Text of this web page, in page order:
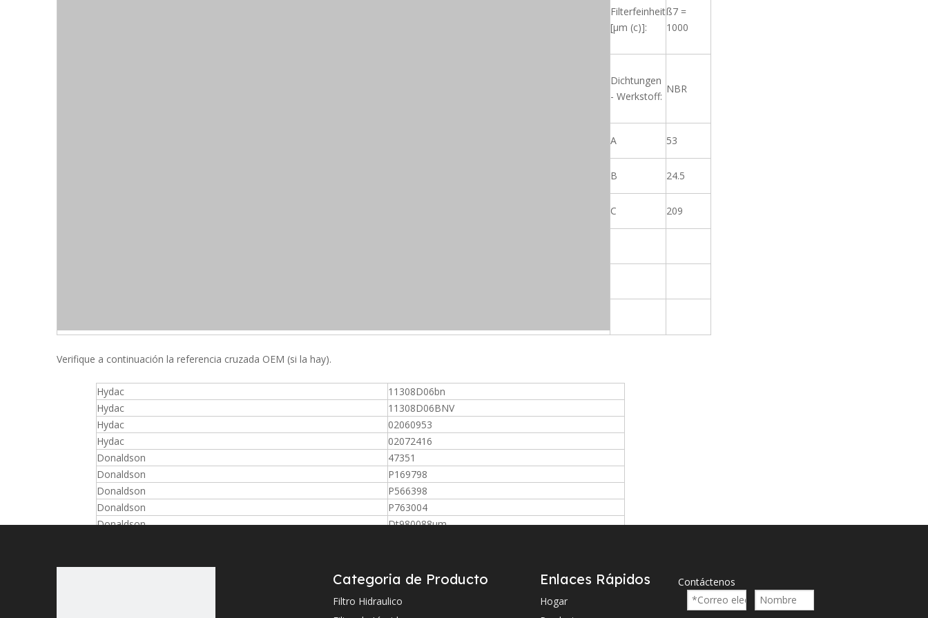
Filterfeinheit
[µm (c)]:
ß7 =
1000
Dichtungen
- Werkstoff:
NBR
A 53
B 24.5
C 209
Verifique a continuación la referencia cruzada OEM (si la hay).
Hydac
11308D06bn
Hydac
11308D06BNV
Hydac
02060953
Hydac
02072416
Donaldson
47351
Donaldson
P169798
Donaldson
P566398
Donaldson
P763004
Donaldson
Dt980088um
930198Q
G02752
Categoria de Producto
Filtro Hidraulico
Enlaces Rápidos
Hogar
Contáctenos